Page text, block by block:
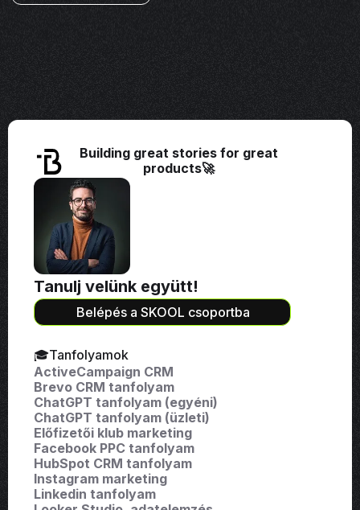
Building great stories for great
products🚀
Tanulj velünk együtt!
Belépés a SKOOL csoportba
🎓Tanfolyamok
ActiveCampaign CRM
Brevo CRM tanfolyam
ChatGPT tanfolyam (egyéni)
ChatGPT tanfolyam (üzleti)
Előfizetői klub marketing
Facebook PPC tanfolyam
HubSpot CRM tanfolyam
Instagram marketing
Linkedin tanfolyam